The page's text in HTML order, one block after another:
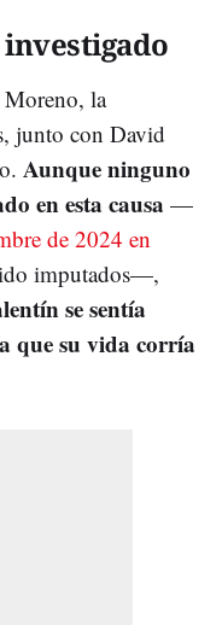
Moreno, la
junto con David
Aunque ninguno
en esta causa —
de 2024 en
imputados—,
se sentía
que su vida corría